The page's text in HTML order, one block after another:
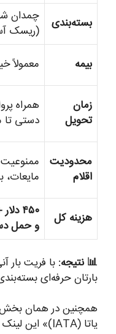
بسته‌بندی
چمدان
(ریسک
بیمه
معمولاً
زمان
تحویل
همراه
دستی
محدودیت
اقلام
مایعات،
هزینه کل
۴۵۰
و حمل
📊 نتیجه: با فریت بار
بارتان حرفه‌ای
همچنین در همان بخش،
یاتا (IATA)» این لینک را اضافه کنید: